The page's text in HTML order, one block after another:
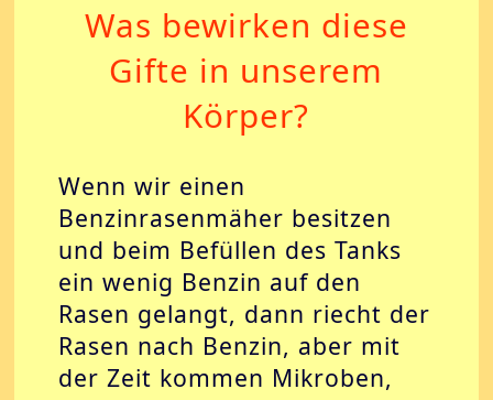
Was bewirken diese
Gifte in unserem
Körper?
Wenn wir einen
Benzinrasenmäher besitzen
und beim Befüllen des Tanks
ein wenig Benzin auf den
Rasen gelangt, dann riecht der
Rasen nach Benzin, aber mit
der Zeit kommen Mikroben,